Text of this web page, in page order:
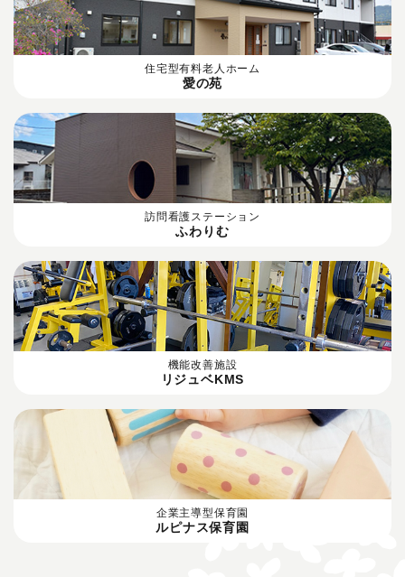
住宅型有料老人ホーム
愛の苑
訪問看護ステーション
ふわりむ
機能改善施設
リジュベKMS
企業主導型保育園
ルピナス保育園